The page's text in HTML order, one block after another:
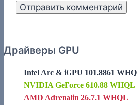
Драйверы GPU
Intel Arc & iGPU 101.8861
NVIDIA GeForce 610.88 WHQL
AMD Adrenalin 26.7.1 WHQL